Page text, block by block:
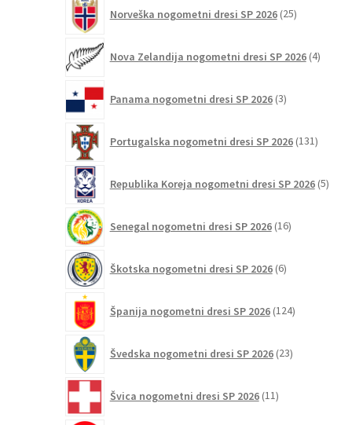
Norveška nogometni dresi SP 2026 25izdelkov
Nova Zelandija nogometni dresi SP 2026 4izdelki
Panama nogometni dresi SP 2026 3izdelki
Portugalska nogometni dresi SP 2026 131
Republika Koreja nogometni dresi SP 2026 5
Senegal nogometni dresi SP 2026 16izdelkov
Škotska nogometni dresi SP 2026 6izdelkov
Španija nogometni dresi SP 2026 124izdelkov
Švedska nogometni dresi SP 2026 23izdelkov
Švica nogometni dresi SP 2026 11izdelkov